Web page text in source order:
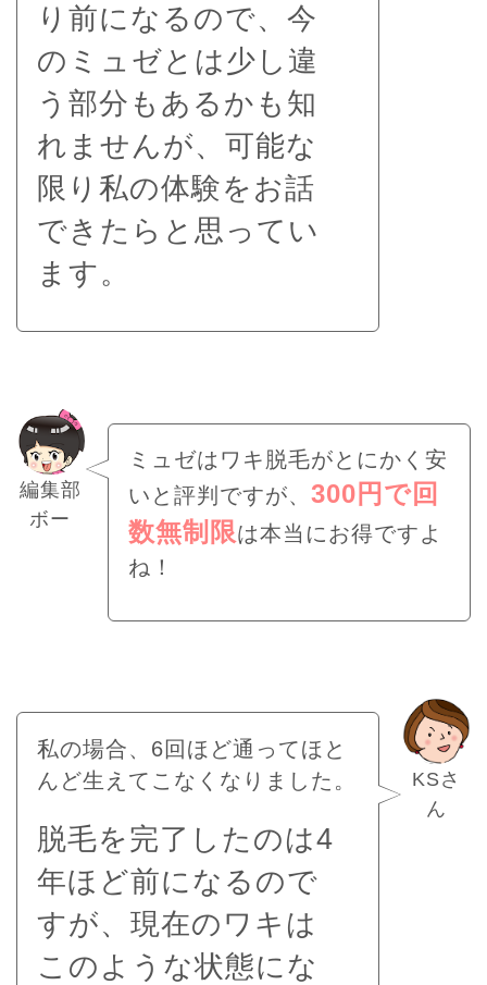
り前になるので、今
のミュゼとは少し違
う部分もあるかも知
れませんが、可能な
限り私の体験をお話
できたらと思ってい
ます。
編集部
ボー
ミュゼはワキ脱毛がとにかく安
いと評判ですが、 300円で回
数無制限は本当にお得ですよ
ね！
KSさ
ん
私の場合、6回ほど通ってほと
んど生えてこなくなりました。
脱毛を完了したのは4
年ほど前になるので
すが、現在のワキは
このような状態にな